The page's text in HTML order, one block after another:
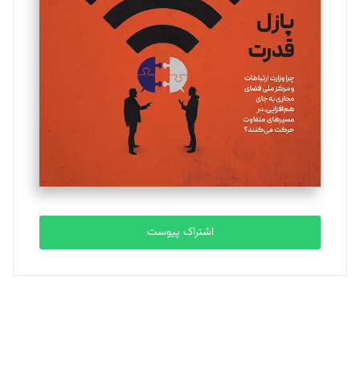
یسنا امان‌پور
تحریریه
ملینا جعفری
تحریریه
مصطفی مسجدی آرانی
تحریریه
بابک نقاش
تحریریه
اشتراک پیوست